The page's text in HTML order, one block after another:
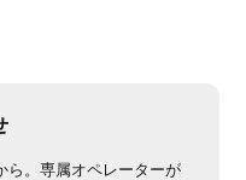
ら。専属オペレーターが